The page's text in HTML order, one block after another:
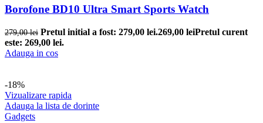
Borofone BD10 Ultra Smart Sports Watch
279,00lei Pretul initial a fost: 279,00 lei.269,00 leiPretul curent
este: 269,00 lei.
Adauga in cos
-18%
Vizualizare rapida
Adauga la lista de dorinte
Gadgets